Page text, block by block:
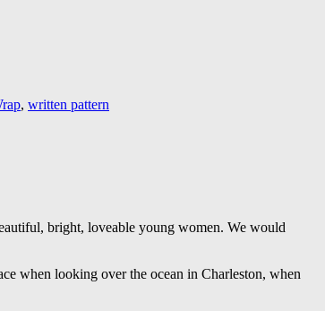
, written pattern
bright, loveable young women. We would
when looking over the ocean in Charleston, when